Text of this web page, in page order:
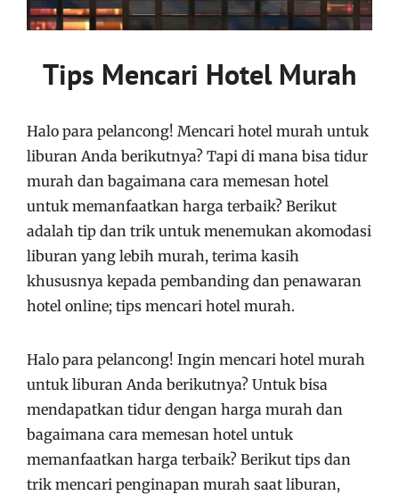
Tips Mencari Hotel Murah
Halo para pelancong! Mencari hotel murah untuk
liburan Anda berikutnya? Tapi di mana bisa tidur
murah dan bagaimana cara memesan hotel
untuk memanfaatkan harga terbaik? Berikut
adalah tip dan trik untuk menemukan akomodasi
liburan yang lebih murah, terima kasih
khususnya kepada pembanding dan penawaran
hotel online; tips mencari hotel murah.
Halo para pelancong! Ingin mencari hotel murah
untuk liburan Anda berikutnya? Untuk bisa
mendapatkan tidur dengan harga murah dan
bagaimana cara memesan hotel untuk
memanfaatkan harga terbaik? Berikut tips dan
trik mencari penginapan murah saat liburan,